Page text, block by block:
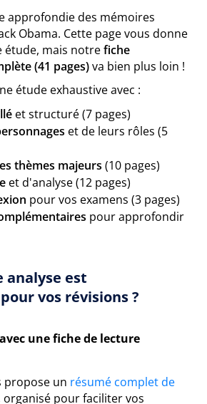
approfondie des mémoires
Obama. Cette page vous donne
étude, mais notrefiche
(41 pages)va bien plus loin !
étude exhaustive avec :
et structuré (7 pages)
et de leurs rôles (5
thèmes majeurs (10 pages)
et d'analyse (12 pages)
pour vos examens (3 pages)
pour approfondir
analyse est
vos révisions ?
une fiche de lecture
propose un résumé complet de
organisé pour faciliter vos